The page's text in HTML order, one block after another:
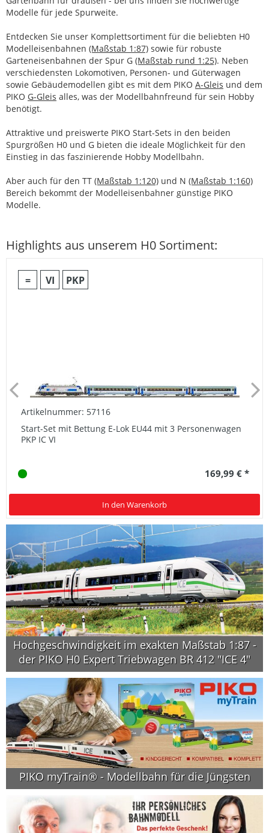
Modelle für jede Spurweite.
Entdecken Sie unser Komplettsortiment für die beliebten H0
Modelleisenbahnen (Maßstab 1:87) sowie für robuste
Garteneisenbahnen der Spur G (Maßstab rund 1:25). Neben
verschiedensten Lokomotiven, Personen- und Güterwagen
sowie Gebäudemodellen gibt es mit dem PIKO A-Gleis und dem
PIKO G-Gleis alles, was der Modellbahnfreund für sein Hobby
benötigt.
Attraktive und preiswerte PIKO Start-Sets in den beiden
Spurgrößen H0 und G bieten die ideale Möglichkeit für den
Einstieg in das faszinierende Hobby Modellbahn.
Aber auch für den TT (Maßstab 1:120) und N (Maßstab 1:160)
Bereich bekommt der Modelleisenbahner günstige PIKO
Modelle.
Highlights aus unserem H0 Sortiment:
= VI PKP
Artikelnummer: 57116
Start-Set mit Bettung E-Lok EU44 mit 3 Personenwagen
PKP IC VI
169,99 € *
In den Warenkorb
Hochgeschwindigkeit im exakten Maßstab 1:87 -
der PIKO H0 Expert Triebwagen BR 412 "ICE 4"
PIKO myTrain® - Modellbahn für die Jüngsten